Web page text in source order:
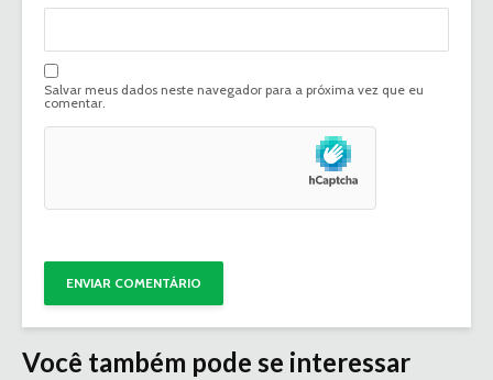
Salvar meus dados neste navegador para a próxima vez que eu
comentar.
Você também pode se interessar